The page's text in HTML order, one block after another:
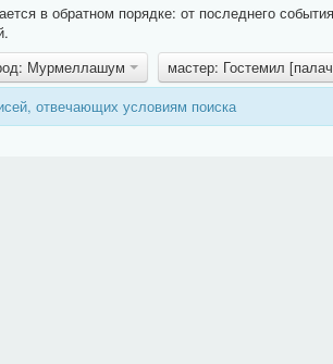
в обратном порядке: от последнего
Мурмеллашум
мастер: Гостемил
отвечающих условиям поиска